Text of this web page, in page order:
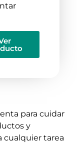
para cuidar
y
cualquier tarea